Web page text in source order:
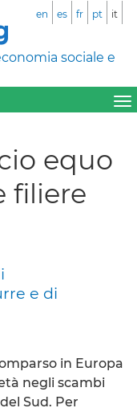
sociale e
en es fr pt it
equo
filiere
e di
in Europa
negli scambi
Sud. Per